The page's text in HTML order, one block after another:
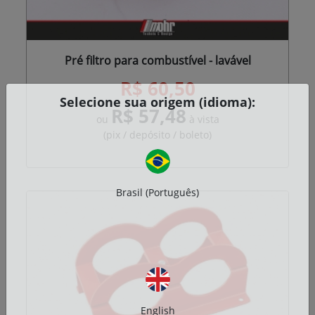
Pré filtro para combustível - lavável
R$ 60,50
ou R$ 57,48 à vista
(pix / depósito / boleto)
Selecione sua origem (idioma):
Brasil (Português)
English